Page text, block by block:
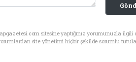
sitesine yaptığınız yorumunuzla ilgili
site yönetimi hiçbir şekilde sorumlu